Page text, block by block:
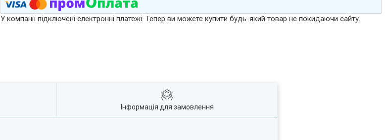
У компанії підключені електронні платежі. Тепер ви можете купити будь-який товар не покидаючи сайту.
Інформація для замовлення